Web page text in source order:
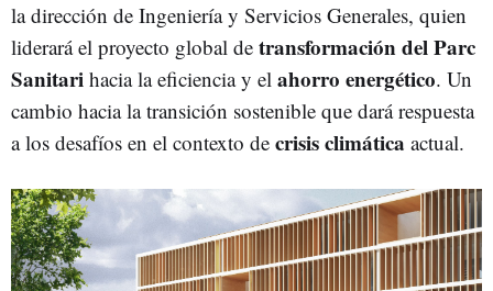
la dirección de Ingeniería y Servicios Generales, quien
liderará el proyecto global de transformación del Parc
Sanitari hacia la eficiencia y el ahorro energético. Un
cambio hacia la transición sostenible que dará respuesta
a los desafíos en el contexto de crisis climática actual.